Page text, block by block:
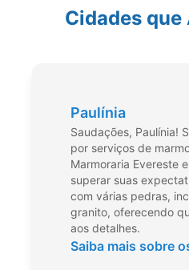
Cidades
Paulínia
Saudações, Paulínia!
por serviços de
Marmoraria Evereste
superar suas
com várias pedras,
granito, oferecendo
aos detalhes.
Saiba mais sobre